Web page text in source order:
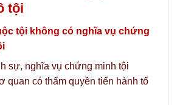
tội
tội không có nghĩa vụ chứng
sự, nghĩa vụ chứng minh tội
quan có thẩm quyền tiến hành tố